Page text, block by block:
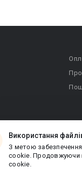
Використання
З метою
cookie. Продовжуючи
cookie.
захищено.
Естонія